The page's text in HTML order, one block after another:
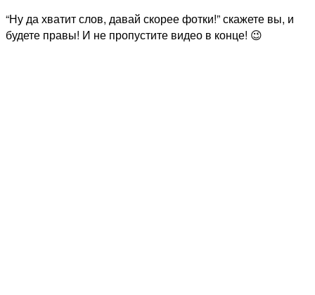
“Ну да хватит слов, давай скорее фотки!” скажете вы, и
будете правы! И не пропустите видео в конце! 😉